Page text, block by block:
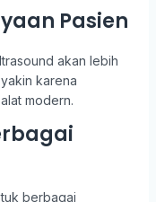
Pasien
akan lebih
karena
modern.
berbagai